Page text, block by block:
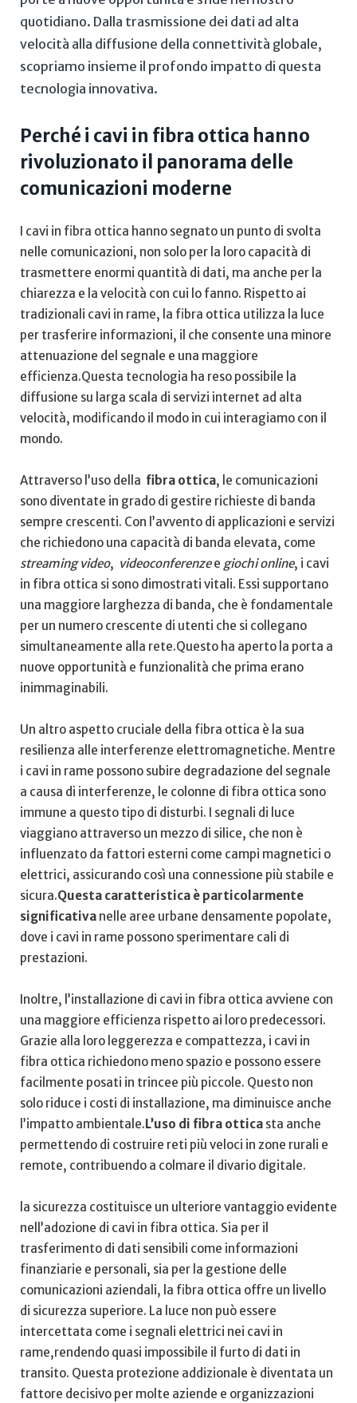
⁢quotidiano. Dalla trasmissione⁤ dei dati ​ad alta
velocità alla diffusione della‌ connettività globale,
‌scopriamo⁣ insieme il ⁤profondo impatto di‍ questa
‌tecnologia innovativa.
Perché i cavi in fibra ottica hanno
rivoluzionato⁣ il ‌panorama‍ delle‍
comunicazioni moderne
I cavi in fibra ottica hanno segnato un punto di svolta
nelle comunicazioni, ⁤non solo per la ‍loro‌ capacità⁤ di
trasmettere enormi quantità di dati, ma ​anche ‌per la
chiarezza e la velocità⁣ con ​cui lo ⁤fanno. Rispetto ai
tradizionali cavi in rame, ‌la fibra ottica utilizza la luce
per trasferire ‍informazioni, il che ‌consente una minore
⁢attenuazione del ⁣segnale e una maggiore
efficienza.Questa tecnologia ⁤ha reso possibile la
diffusione su larga scala ‍di servizi internet ad alta
velocità,‌ modificando ‍il modo⁤ in ⁢cui ‌interagiamo con il
mondo.
Attraverso l’uso della ‍ fibra ottica,‌ le ​comunicazioni
sono ⁣diventate in grado ​di ‌gestire ‌richieste di‍ banda
sempre crescenti. Con l’avvento di applicazioni⁤ e servizi
che richiedono ⁣una​ capacità di banda elevata,⁣ come
streaming video, ​ videoconferenze⁢e giochi online, i⁢ cavi
in fibra ottica si sono dimostrati⁢ vitali. Essi supportano
una maggiore larghezza di banda, che è​ fondamentale
per un numero crescente di⁤ utenti che si⁤ collegano‍
simultaneamente⁢ alla rete.Questo ha aperto⁣ la porta a
nuove opportunità e funzionalità ‌che prima erano
inimmaginabili.
Un​ altro ‌aspetto cruciale della fibra ottica è la sua
resilienza alle interferenze elettromagnetiche. Mentre
i⁣ cavi in rame possono subire ‌degradazione del segnale
⁢a causa di⁢ interferenze, le colonne ⁤di fibra ottica sono
immune a questo‌ tipo di disturbi. I segnali di luce
viaggiano attraverso un⁣ mezzo⁣ di silice, ​che non‍ è
⁤influenzato‍ da fattori esterni come​ campi ‍magnetici o
elettrici, assicurando⁢ così una connessione ‍più stabile⁤ e
sicura.Questa caratteristica è particolarmente
significativa nelle aree urbane​ densamente popolate,
dove i cavi in rame possono sperimentare cali​ di
prestazioni.
Inoltre, l’installazione di cavi in fibra⁢ ottica avviene‍ con
una ⁢maggiore‍ efficienza rispetto ai​ loro ‍predecessori.
Grazie alla loro leggerezza e ⁤compattezza, i ⁤cavi in
fibra ottica richiedono meno spazio e ⁢possono essere
facilmente⁣ posati⁤ in⁢ trincee più piccole. Questo non
solo ​riduce i costi​ di installazione, ma diminuisce anche
⁤l’impatto ambientale.L’uso di ⁤fibra⁤ ottica sta‌ anche
permettendo di ⁣costruire reti⁣ più ⁣veloci in zone rurali ⁤e
remote, contribuendo a⁢ colmare il divario digitale.
la sicurezza costituisce un ulteriore vantaggio⁣ evidente
nell’adozione di cavi in fibra⁣ ottica. Sia per il
trasferimento ⁢di dati sensibili come informazioni
⁤finanziarie ⁢e personali, sia per la⁢ gestione delle
comunicazioni aziendali, la ⁣fibra ottica offre un livello
di sicurezza superiore. La‍ luce non​ può essere
intercettata⁣ come i​ segnali‍ elettrici ‌nei cavi in
rame,rendendo‍ quasi impossibile il furto di dati in⁤
transito. Questa‌ protezione addizionale‍ è​ diventata un
fattore‌ decisivo per molte aziende e organizzazioni​